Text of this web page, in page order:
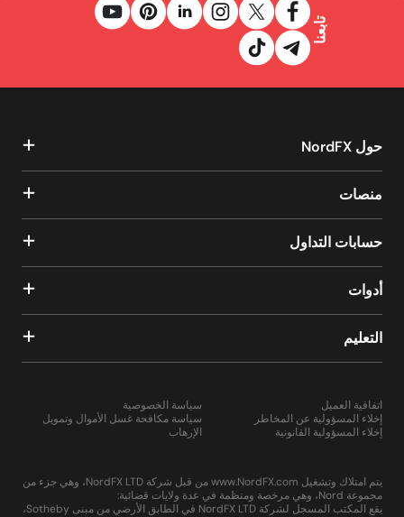
تابعنا
حول NordFX
منصات
حسابات التداول
أدوات
التعليم
اتفاقية العميل
إخلاء المسؤولية عن المخاطر
إخلاء المسؤولية القانونية
سياسة الخصوصية
سياسة مكافحة غسل الأموال وتمويل
الإرهاب
يتم امتلاك وتشغيل www.NordFX.com من قبل شركة NordFX LTD، وهي جزء من
مجموعة Nord، وهي مرخصة ومنظمة في عدة ولايات قضائية:
يقع المكتب المسجل لشركة NordFX LTD في الطابق الأرضي من مبنى Sotheby،